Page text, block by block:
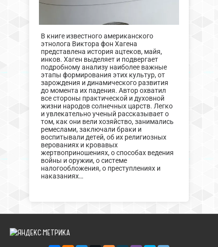
В книге известного американского
этнолога Виктора фон Хагена
представлена история ацтеков, майя,
инков. Хаген выделяет и подвергает
подробному анализу наиболее важные
этапы формирования этих культур, от
зарождения и динамического развития
до момента их падения. Автор охватил
все стороны практической и духовной
жизни народов солнечных царств. Легко
и увлекательно ученый рассказывает о
том, как они вели хозяйство, занимались
ремеслами, заключали браки и
воспитывали детей, об их религиозных
верованиях и кровавых
жертвоприношениях, о способах ведения
войны и оружии, о системе
налогообложения, о преступлениях и
наказаниях…